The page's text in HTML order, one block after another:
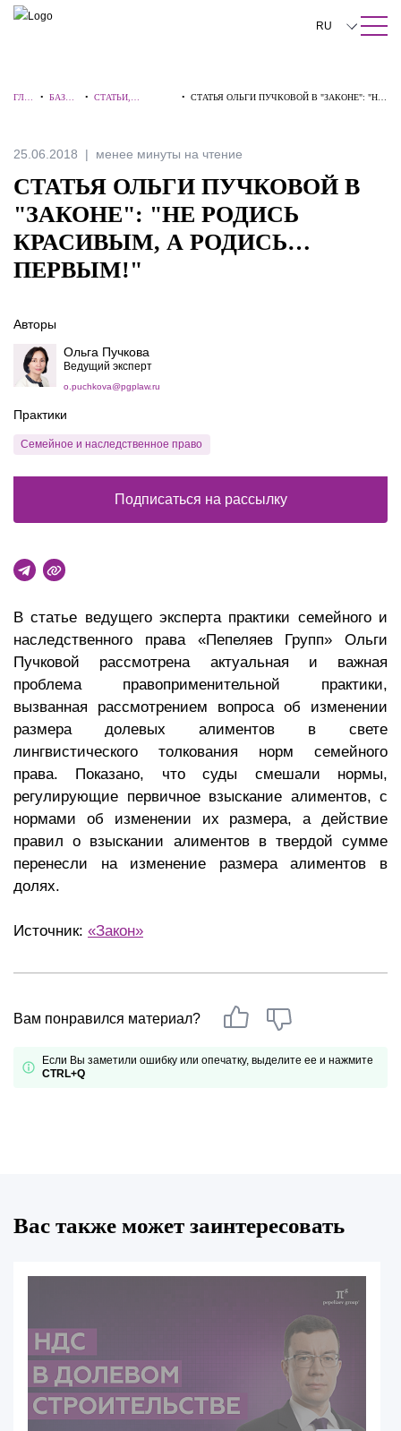
ПОИСК ПО САЙТУ Закрыть
RU
中文
ГЛА
• БАЗА
• СТАТЬИ,
• СТАТЬЯ ОЛЬГИ ПУЧКОВОЙ В "ЗАКОНЕ": "НЕ
25.06.2018 менее минуты на чтение
СТАТЬЯ ОЛЬГИ ПУЧКОВОЙ В
"ЗАКОНЕ": "НЕ РОДИСЬ
КРАСИВЫМ, А РОДИСЬ…
ПЕРВЫМ!"
В статье ведущего эксперта практики семейного и
наследственного права «Пепеляев Групп» Ольги
Пучковой рассмотрена актуальная и важная
проблема правоприменительной практики,
вызванная рассмотрением вопроса об изменении
размера долевых алиментов в свете
лингвистического толкования норм семейного
права. Показано, что суды смешали нормы,
регулирующие первичное взыскание алиментов, с
нормами об изменении их размера, а действие
правил о взыскании алиментов в твердой сумме
перенесли на изменение размера алиментов в
долях.
Источник: «Закон»
Вам понравился материал?
Если Вы заметили ошибку или опечатку, выделите ее и нажмите
CTRL+Q
Авторы
Ольга Пучкова
Ведущий эксперт
o.puchkova@pgplaw.ru
Практики
Семейное и наследственное право
Подписаться на рассылку
Вас также может заинтересовать